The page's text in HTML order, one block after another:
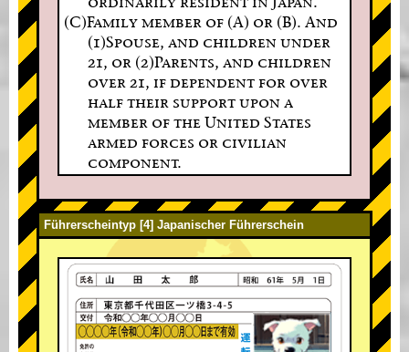
(C)Family member of (A) or (B). And
(1)Spouse, and children under
21, or (2)Parents, and children
over 21, if dependent for over
half their support upon a
member of the United States
armed forces or civilian
component.
Führerscheintyp [4] Japanischer Führerschein